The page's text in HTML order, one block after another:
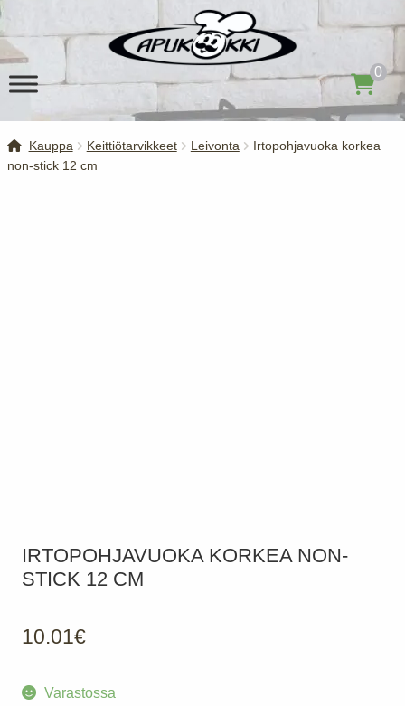
navigointiin
sisältöön
0
Kauppa Keittiötarvikkeet Leivonta
Irtopohjavuoka korkea
non-stick 12 cm
IRTOPOHJAVUOKA KORKEA NON-
STICK 12 CM
10.01€
Varastossa